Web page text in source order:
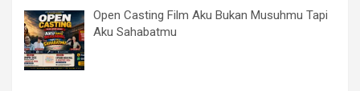
Open Casting Film Aku Bukan Musuhmu Tapi
Aku Sahabatmu